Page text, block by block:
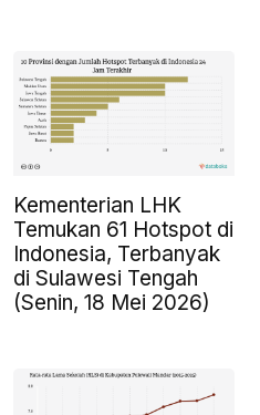
Kementerian LHK
Temukan 61 Hotspot di
Indonesia, Terbanyak
di Sulawesi Tengah
(Senin, 18 Mei 2026)